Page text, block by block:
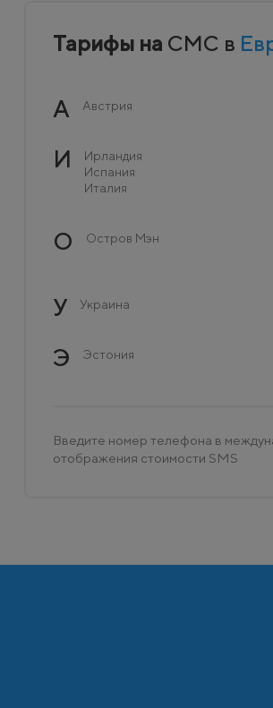
Тарифы на СМС в
А Австрия
И
Ирландия
Испания
Италия
О Остров Мэн
У Украина
Э Эстония
Введите номер телефона в
отображения стоимости SMS